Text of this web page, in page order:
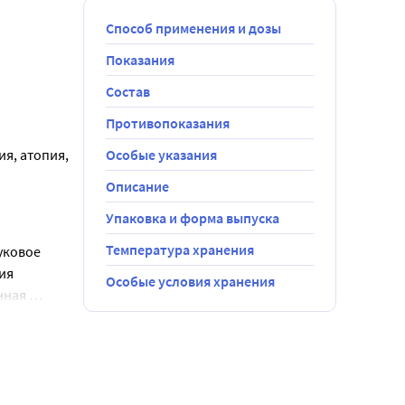
могут
к
Мерная
атопия,
сульфат,
Способ применения и дозы
Показания
Состав
Противопоказания
Особые указания
Описание
Упаковка и форма выпуска
Температура хранения
Особые условия хранения